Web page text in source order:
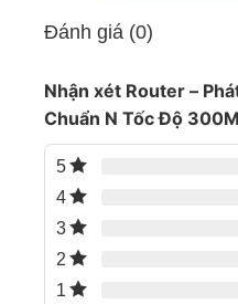
mắt vào cuối năm
phân khúc phổ thông,
Đánh giá (0)
Nhận xét Router –
Chuẩn N Tốc Độ
5
4
3
2
1